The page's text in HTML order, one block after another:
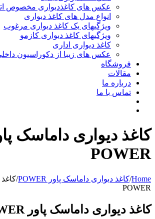
عکس های کاغذدیواری مخصوص
انواع مدل های کاغذ دیواری
ویژگیهای یک کاغذ دیواری مرغوب
ویژگیهای کاغذ دیواری کازمو
کاغذ دیواری اداری
عکس های زیبا از دکوراسیون
فروشگاه
مقالات
درباره ما
تماس با ما
کاغذ دیواری داماسک
POWER
Home
/کاغذ دیواری داماسک پاور POWER /
POWER
کاغذ دیواری داماسک پاور POWER